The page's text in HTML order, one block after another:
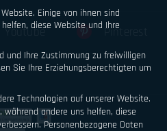
Youtube Pinterest
Einige von ihnen sind
diese Website und Ihre
und Ihre Zustimmung zu freiwilligen
Sie Ihre Erziehungsberechtigten um
Technologien auf unserer Website.
während andere uns helfen, diese
Personenbezogene Daten